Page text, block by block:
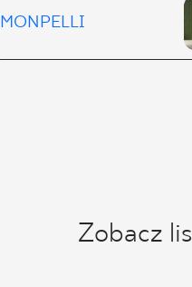
MONPELLI
Zobacz